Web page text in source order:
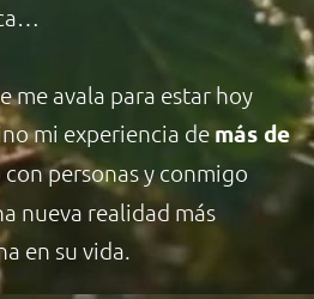
me avala para estar hoy
mi experiencia de más de
personas y conmigo
nueva realidad más
en su vida.